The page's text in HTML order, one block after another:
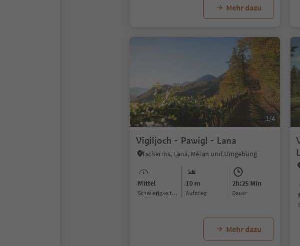
Mehr dazu
1/4
Vigiljoch - Pawigl - Lana
Tscherms, Lana, Meran und Umgebung
Mittel
Schwierigkeitsgrad
10 m
Aufstieg
2h:25 Min
Dauer
Mehr dazu